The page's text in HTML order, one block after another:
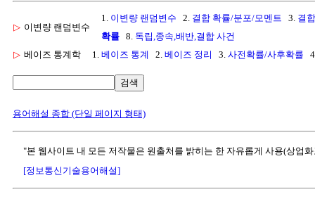
▷ 이변량 랜덤변수
1. 이변량 랜덤변수 2. 결합 확률/분포/모멘트 3. 결
확률 8. 독립,종속,배반,결합 사건
▷ 베이즈 통계학 1. 베이즈 통계 2. 베이즈 정리 3. 사전확률/사후확률
검색
용어해설 종합 (단일 페이지 형태)
"본 웹사이트 내 모든 저작물은 원출처를 밝히는 한 자유롭게 사용(상업
[정보통신기술용어해설]